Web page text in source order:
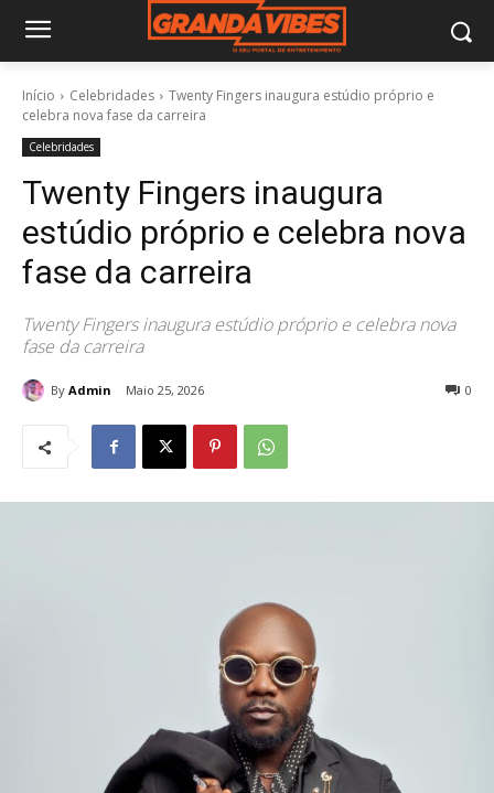
Início Celebridades
Twenty Fingers inaugura estúdio próprio e
celebra nova fase da carreira
Celebridades
Twenty Fingers inaugura
estúdio próprio e celebra nova
fase da carreira
Twenty Fingers inaugura estúdio próprio e celebra nova
fase da carreira
By Admin Maio 25, 2026 0